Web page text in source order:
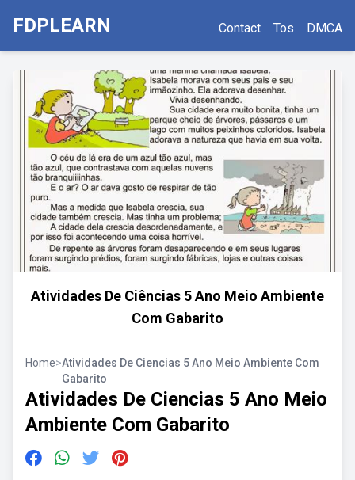
FDPLEARN Contact Tos DMCA
Atividades De Ciências 5 Ano Meio Ambiente
Com Gabarito
Home>Atividades De Ciencias 5 Ano Meio Ambiente Com
Gabarito
Atividades De Ciencias 5 Ano Meio
Ambiente Com Gabarito